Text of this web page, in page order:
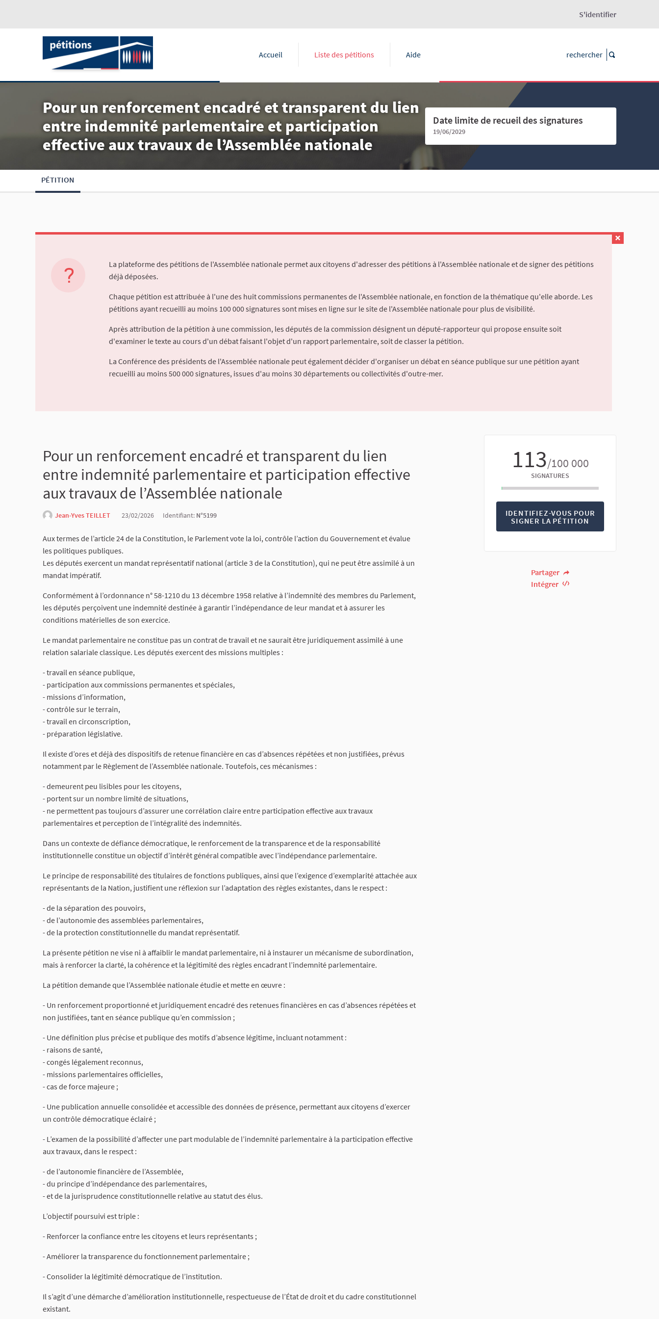
S'identifier
Accueil Liste des pétitions Aide
Pour un renforcement encadré et transparent du lien
entre indemnité parlementaire et participation
effective aux travaux de l’Assemblée nationale
Date limite de recueil des signatures
19/06/2029
PÉTITION
La plateforme des pétitions de l'Assemblée nationale permet aux citoyens d'adresser des pétitions à l'Assemblée nationale et de signer des pétitions
déjà déposées.
Chaque pétition est attribuée à l'une des huit commissions permanentes de l'Assemblée nationale, en fonction de la thématique qu'elle aborde. Les
pétitions ayant recueilli au moins 100 000 signatures sont mises en ligne sur le site de l'Assemblée nationale pour plus de visibilité.
Après attribution de la pétition à une commission, les députés de la commission désignent un député-rapporteur qui propose ensuite soit
d'examiner le texte au cours d'un débat faisant l'objet d'un rapport parlementaire, soit de classer la pétition.
La Conférence des présidents de l'Assemblée nationale peut également décider d'organiser un débat en séance publique sur une pétition ayant
recueilli au moins 500 000 signatures, issues d'au moins 30 départements ou collectivités d'outre-mer.
113/100 000
SIGNATURES
IDENTIFIEZ-VOUS POUR
SIGNER LA PÉTITION
Partager
Intégrer
Pour un renforcement encadré et transparent du lien
entre indemnité parlementaire et participation effective
aux travaux de l’Assemblée nationale
Jean-Yves TEILLET 23/02/2026 Identifiant: N°5199
Aux termes de l’article 24 de la Constitution, le Parlement vote la loi, contrôle l’action du Gouvernement et évalue
les politiques publiques.
Les députés exercent un mandat représentatif national (article 3 de la Constitution), qui ne peut être assimilé à un
mandat impératif.
Conformément à l’ordonnance n° 58-1210 du 13 décembre 1958 relative à l’indemnité des membres du Parlement,
les députés perçoivent une indemnité destinée à garantir l’indépendance de leur mandat et à assurer les
conditions matérielles de son exercice.
Le mandat parlementaire ne constitue pas un contrat de travail et ne saurait être juridiquement assimilé à une
relation salariale classique. Les députés exercent des missions multiples :
- travail en séance publique,
- participation aux commissions permanentes et spéciales,
- missions d’information,
- contrôle sur le terrain,
- travail en circonscription,
- préparation législative.
Il existe d’ores et déjà des dispositifs de retenue financière en cas d’absences répétées et non justifiées, prévus
notamment par le Règlement de l’Assemblée nationale. Toutefois, ces mécanismes :
- demeurent peu lisibles pour les citoyens,
- portent sur un nombre limité de situations,
- ne permettent pas toujours d’assurer une corrélation claire entre participation effective aux travaux
parlementaires et perception de l’intégralité des indemnités.
Dans un contexte de défiance démocratique, le renforcement de la transparence et de la responsabilité
institutionnelle constitue un objectif d’intérêt général compatible avec l’indépendance parlementaire.
Le principe de responsabilité des titulaires de fonctions publiques, ainsi que l’exigence d’exemplarité attachée aux
représentants de la Nation, justifient une réflexion sur l’adaptation des règles existantes, dans le respect :
- de la séparation des pouvoirs,
- de l’autonomie des assemblées parlementaires,
- de la protection constitutionnelle du mandat représentatif.
La présente pétition ne vise ni à affaiblir le mandat parlementaire, ni à instaurer un mécanisme de subordination,
mais à renforcer la clarté, la cohérence et la légitimité des règles encadrant l’indemnité parlementaire.
La pétition demande que l’Assemblée nationale étudie et mette en œuvre :
- Un renforcement proportionné et juridiquement encadré des retenues financières en cas d’absences répétées et
non justifiées, tant en séance publique qu’en commission ;
- Une définition plus précise et publique des motifs d’absence légitime, incluant notamment :
- raisons de santé,
- congés légalement reconnus,
- missions parlementaires officielles,
- cas de force majeure ;
- Une publication annuelle consolidée et accessible des données de présence, permettant aux citoyens d’exercer
un contrôle démocratique éclairé ;
- L’examen de la possibilité d’affecter une part modulable de l’indemnité parlementaire à la participation effective
aux travaux, dans le respect :
- de l’autonomie financière de l’Assemblée,
- du principe d’indépendance des parlementaires,
- et de la jurisprudence constitutionnelle relative au statut des élus.
L’objectif poursuivi est triple :
- Renforcer la confiance entre les citoyens et leurs représentants ;
- Améliorer la transparence du fonctionnement parlementaire ;
- Consolider la légitimité démocratique de l’institution.
Il s’agit d’une démarche d’amélioration institutionnelle, respectueuse de l’État de droit et du cadre constitutionnel
existant.